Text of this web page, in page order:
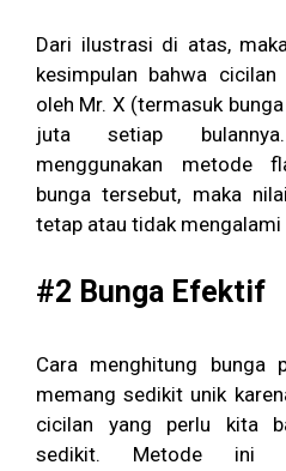
Dari ilustrasi di atas,
kesimpulan bahwa
oleh Mr. X (termasuk
juta setiap
menggunakan metode
bunga tersebut, maka
tetap atau tidak mengalami
#2 Bunga Efektif
Cara menghitung bunga
memang sedikit unik
cicilan yang perlu kita
sedikit. Metode ini